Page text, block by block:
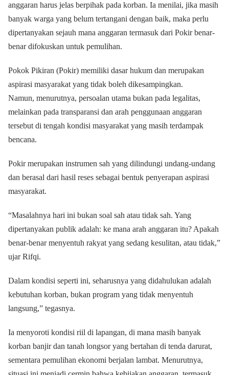
anggaran harus jelas berpihak pada korban. Ia menilai, jika masih
banyak warga yang belum tertangani dengan baik, maka perlu
dipertanyakan sejauh mana anggaran termasuk dari Pokir benar-
benar difokuskan untuk pemulihan.
Pokok Pikiran (Pokir) memiliki dasar hukum dan merupakan
aspirasi masyarakat yang tidak boleh dikesampingkan.
Namun, menurutnya, persoalan utama bukan pada legalitas,
melainkan pada transparansi dan arah penggunaan anggaran
tersebut di tengah kondisi masyarakat yang masih terdampak
bencana.
Pokir merupakan instrumen sah yang dilindungi undang-undang
dan berasal dari hasil reses sebagai bentuk penyerapan aspirasi
masyarakat.
“Masalahnya hari ini bukan soal sah atau tidak sah. Yang
dipertanyakan publik adalah: ke mana arah anggaran itu? Apakah
benar-benar menyentuh rakyat yang sedang kesulitan, atau tidak,”
ujar Rifqi.
Dalam kondisi seperti ini, seharusnya yang didahulukan adalah
kebutuhan korban, bukan program yang tidak menyentuh
langsung,” tegasnya.
Ia menyoroti kondisi riil di lapangan, di mana masih banyak
korban banjir dan tanah longsor yang bertahan di tenda darurat,
sementara pemulihan ekonomi berjalan lambat. Menurutnya,